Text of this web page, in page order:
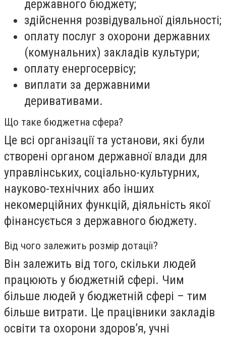
державного бюджету;
здійснення розвідувальної діяльності;
оплату послуг з охорони державних
(комунальних) закладів культури;
оплату енергосервісу;
виплати за державними
деривативами.
Що таке бюджетна сфера?
Це всі організації та установи, які були
створені органом державної влади для
управлінських, соціально-культурних,
науково-технічних або інших
некомерційних функцій, діяльність якої
фінансується з державного бюджету.
Від чого залежить розмір дотації?
Він залежить від того, скільки людей
працюють у бюджетній сфері. Чим
більше людей у бюджетній сфері – тим
більше витрати. Це працівники закладів
освіти та охорони здоров’я, учні